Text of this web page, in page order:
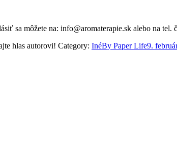
sa môžete na: info@aromaterapie.sk alebo na tel.
hlas autorovi! Category: InéBy Paper Life9.